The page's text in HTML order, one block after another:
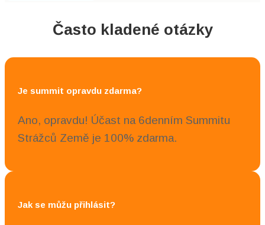
Často kladené otázky
Je summit opravdu zdarma?
Ano, opravdu! Účast na 6denním Summitu
Strážců Země je 100% zdarma.
Jak se můžu přihlásit?